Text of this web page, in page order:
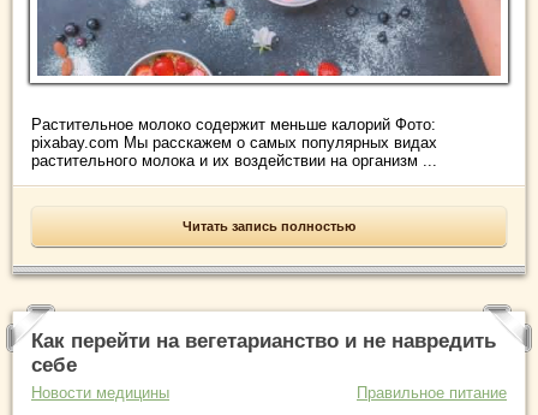
Растительное молоко содержит меньше калорий Фото:
pixabay.com Мы расскажем о самых популярных видах
растительного молока и их воздействии на организм ...
Читать запись полностью
Как перейти на вегетарианство и не навредить
себе
Новости медицины Правильное питание